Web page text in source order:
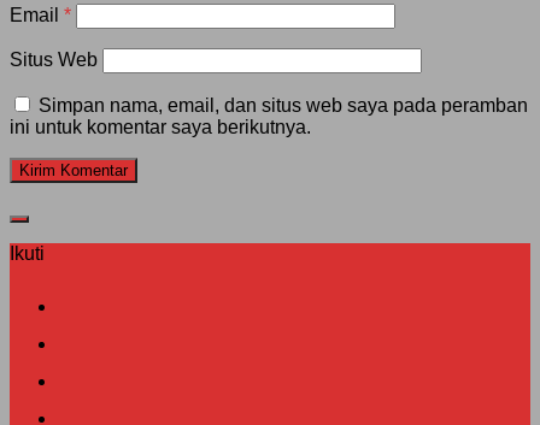
Email *
Situs Web
Simpan nama, email, dan situs web saya pada peramban
ini untuk komentar saya berikutnya.
Ikuti